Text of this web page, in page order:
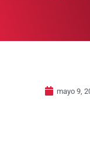
mayo 9,